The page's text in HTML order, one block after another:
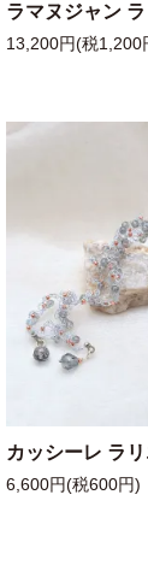
ラマヌジャン
13,200円(税1,200
カッシーレ ラ
6,600円(税600円)